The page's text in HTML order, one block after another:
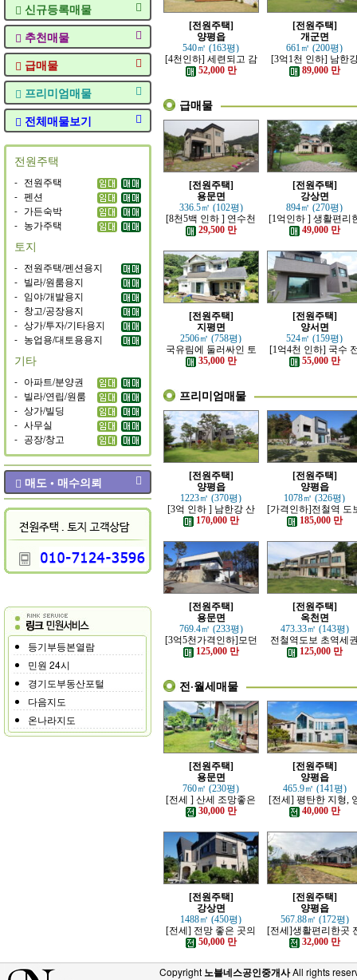
신규등록매물
추천매물
급매물
프리미엄매물
전체매물보기
전원주택
- 전원주택
- 펜션
- 가든숙박
- 농가주택
토지
- 전원주택/펜션용지
- 빌라/원룸용지
- 임야/개발용지
- 창고/공장용지
- 상가/투자/기타용지
- 농업용/대토용용지
기타
- 아파트/분양권
- 빌라/연립/원룸
- 상가/빌딩
- 사무실
- 공장/창고
매도 • 매수의뢰
등기부등본열람
민원 24시
경기도부동산포털
다음지도
온나라지도
[전원주택]
양평읍
540㎡ (163평)
[4천인하] 세련되고 감
각적인 모던한 전원주
52,000 만
[전원주택]
개군면
661㎡ (200평)
[3억1천 인하] 남한
조망 좋은 모던한 고
전원주택
89,000 만
급매물
[전원주택]
용문면
336.5㎡ (102평)
[8천5백 인하 ] 연수천
가까운 튼튼하게 잘지
은 전원주택
29,500 만
[전원주택]
강상면
894㎡ (270평)
[1억인하 ] 생활편리
정남향의 관리 잘된
49,000 만
[전원주택]
지평면
2506㎡ (758평)
국유림에 둘러싸인 토
지 넓은 전원주택
35,000 만
[전원주택]
양서면
524㎡ (159평)
[1억4천 인하] 국수
철역 인근 제대로 잘
은 신축 전원주택
55,000 만
프리미엄매물
[전원주택]
양평읍
1223㎡ (370평)
[3억 인하 ] 남한강 산
책로 접한 최고급 전원
170,000 만
[전원주택]
양평읍
1078㎡ (326평)
[가격인하]전철역 도
강조망 되는 고급 전
185,000 만
[전원주택]
용문면
769.4㎡ (233평)
[3억5천가격인하]모던
하고 고급스러운 본채,
별채있는 전원주택
125,000 만
[전원주택]
옥천면
473.33㎡ (143평)
전철역도보 초역세
강조망 고급전원주
125,000 만
전·월세매물
[전원주택]
용문면
760㎡ (230평)
[전세 ] 산세 조망좋은
정원 예쁜, 단층주택
30,000 만
[전원주택]
양평읍
465.9㎡ (141평)
[전세] 평탄한 지형,
평시내 차량 접근성
수한 전원주택
40,000 만
[전원주택]
강상면
1488㎡ (450평)
[전세] 전망 좋은 곳의
고급 전원주택
50,000 만
[전원주택]
양평읍
567.88㎡ (172평)
[전세]생활편리한곳
망트인 전원주택
32,000 만
Copyright 노블네스공인중개사All rights